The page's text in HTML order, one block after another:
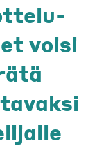
voisi